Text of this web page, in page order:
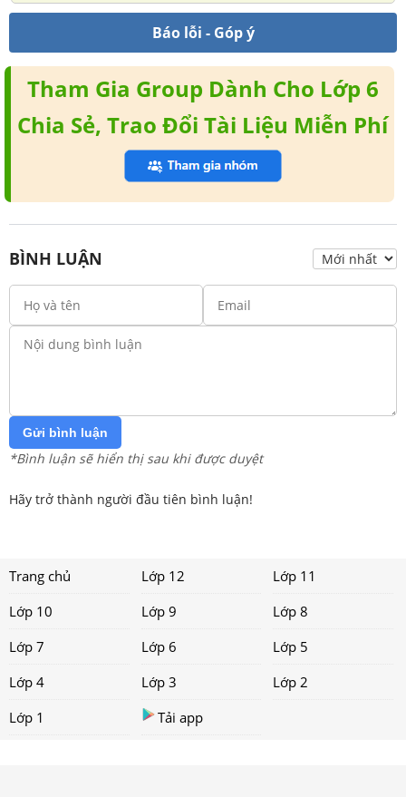
Báo lỗi - Góp ý
Tham Gia Group Dành Cho Lớp 6
Chia Sẻ, Trao Đổi Tài Liệu Miễn Phí
BÌNH LUẬN
Gửi bình luận
*Bình luận sẽ hiển thị sau khi được duyệt
Hãy trở thành người đầu tiên bình luận!
Trang chủ Lớp 12
Lớp 11
Lớp 10
Lớp 9
Lớp 8
Lớp 7
Lớp 6
Lớp 5
Lớp 4
Lớp 3
Lớp 2
Lớp 1
Tải app